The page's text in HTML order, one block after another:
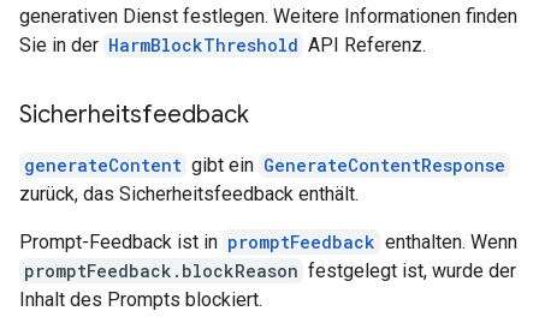
generativen Dienst festlegen. Weitere Informationen finden
Sie in der HarmBlockThreshold API Referenz.
Sicherheitsfeedback
generateContent gibt ein GenerateContentResponse
zurück, das Sicherheitsfeedback enthält.
Prompt-Feedback ist in promptFeedback enthalten. Wenn
promptFeedback.blockReason festgelegt ist, wurde der
Inhalt des Prompts blockiert.